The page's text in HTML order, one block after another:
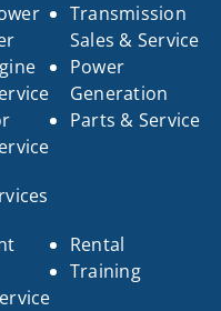
Transmission
Sales & Service
Power
Generation
Parts & Service
Rental
Training